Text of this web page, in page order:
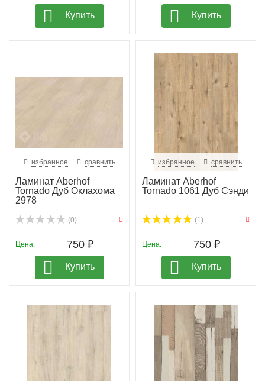
Купить Купить
избранное сравнить
Ламинат Aberhof
Tornado Дуб Оклахома
2978
(0)
Цена: 750 ₽
Купить
избранное сравнить
Ламинат Aberhof
Tornado 1061 Дуб Сэнди
(1)
Цена: 750 ₽
Купить